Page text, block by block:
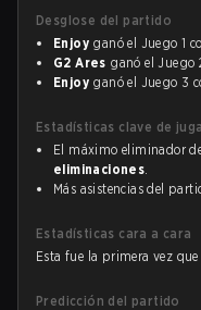
Desglose del partido
Enjoy ganó el Juego 1
G2 Ares ganó el Juego
Enjoy ganó el Juego 3
Estadísticas clave de
El máximo eliminador
eliminaciones.
Más asistencias del
Estadísticas cara a cara
Esta fue la primera vez que
Predicción del partido